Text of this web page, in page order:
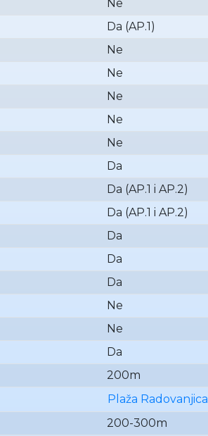
Ne
Da (AP.1)
Ne
Ne
Ne
Ne
Ne
Da
Da (AP.1 i AP.2)
Da (AP.1 i AP.2)
Da
Da
Da
Ne
Ne
Da
200m
Plaža Radovanjica
200-300m